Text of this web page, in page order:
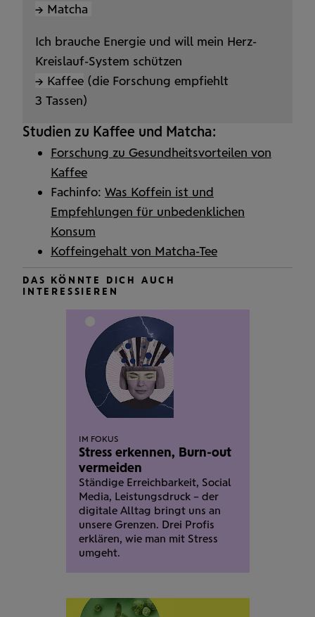
→ Matcha
Ich brauche Energie und will mein Herz-
Kreislauf-System schützen
→ Kaffee (die Forschung empfiehlt
3 Tassen)
Studien zu Kaffee und Matcha:
Forschung zu Gesundheitsvorteilen von
Kaffee
Fachinfo: Was Koffein ist und
Empfehlungen für unbedenklichen
Konsum
Koffeingehalt von Matcha-Tee
DAS KÖNNTE DICH AUCH
INTERESSIEREN
IM FOKUS
Stress erkennen, Burn-out
vermeiden
Ständige Erreichbar­keit, Social
Media, Leistungs­druck – der
digitale Alltag bringt uns an
unsere Grenzen. Drei Profis
erklären, wie man mit Stress
umgeht.